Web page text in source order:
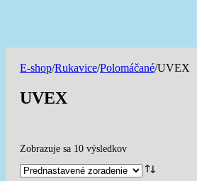
E-shop/Rukavice/Polomáčané/UVEX
UVEX
Zobrazuje sa 10 výsledkov